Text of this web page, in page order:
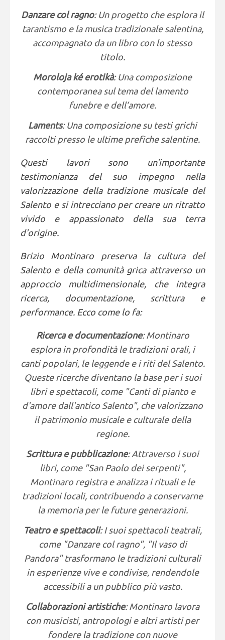
Danzare col ragno: Un progetto che esplora il
tarantismo e la musica tradizionale salentina,
accompagnato da un libro con lo stesso
titolo.
Moroloja ké erotikà: Una composizione
contemporanea sul tema del lamento
funebre e dell’amore.
Laments: Una composizione su testi grichi
raccolti presso le ultime prefiche salentine.
Questi lavori sono un'importante
testimonianza del suo impegno nella
valorizzazione della tradizione musicale del
Salento e si intrecciano per creare un ritratto
vivido e appassionato della sua terra
d'origine.
Brizio Montinaro preserva la cultura del
Salento e della comunità grica attraverso un
approccio multidimensionale, che integra
ricerca, documentazione, scrittura e
performance. Ecco come lo fa:
Ricerca e documentazione: Montinaro
esplora in profondità le tradizioni orali, i
canti popolari, le leggende e i riti del Salento.
Queste ricerche diventano la base per i suoi
libri e spettacoli, come "Canti di pianto e
d'amore dall'antico Salento", che valorizzano
il patrimonio musicale e culturale della
regione.
Scrittura e pubblicazione: Attraverso i suoi
libri, come "San Paolo dei serpenti",
Montinaro registra e analizza i rituali e le
tradizioni locali, contribuendo a conservarne
la memoria per le future generazioni.
Teatro e spettacoli: I suoi spettacoli teatrali,
come "Danzare col ragno", "Il vaso di
Pandora" trasformano le tradizioni culturali
in esperienze vive e condivise, rendendole
accessibili a un pubblico più vasto.
Collaborazioni artistiche: Montinaro lavora
con musicisti, antropologi e altri artisti per
fondere la tradizione con nuove